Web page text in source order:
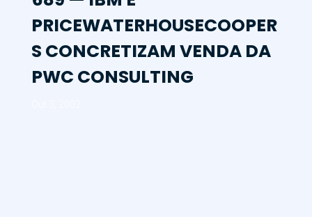
PRICEWATERHOUSECOOPER
S CONCRETIZAM VENDA DA
PWC CONSULTING